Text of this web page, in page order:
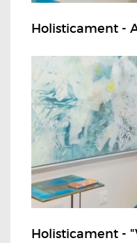
Holisticament -
Holisticament -